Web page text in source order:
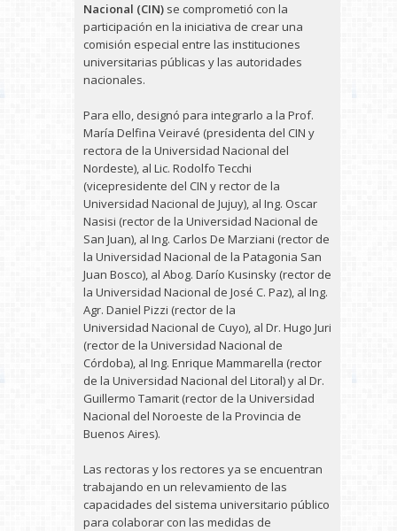
Nacional (CIN) se comprometió con la
participación en la iniciativa de crear una
comisión especial entre las instituciones
universitarias públicas y las autoridades
nacionales.
Para ello, designó para integrarlo a la Prof.
María Delfina Veiravé (presidenta del CIN y
rectora de la Universidad Nacional del
Nordeste), al Lic. Rodolfo Tecchi
(vicepresidente del CIN y rector de la
Universidad Nacional de Jujuy), al Ing. Oscar
Nasisi (rector de la Universidad Nacional de
San Juan), al Ing. Carlos De Marziani (rector de
la Universidad Nacional de la Patagonia San
Juan Bosco), al Abog. Darío Kusinsky (rector de
la Universidad Nacional de José C. Paz), al Ing.
Agr. Daniel Pizzi (rector de la
Universidad Nacional de Cuyo), al Dr. Hugo Juri
(rector de la Universidad Nacional de
Córdoba), al Ing. Enrique Mammarella (rector
de la Universidad Nacional del Litoral) y al Dr.
Guillermo Tamarit (rector de la Universidad
Nacional del Noroeste de la Provincia de
Buenos Aires).
Las rectoras y los rectores ya se encuentran
trabajando en un relevamiento de las
capacidades del sistema universitario público
para colaborar con las medidas de